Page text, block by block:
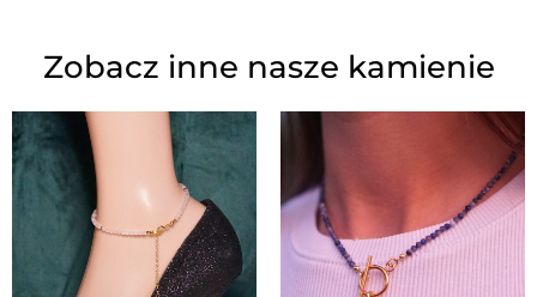
Zobacz inne nasze kamienie